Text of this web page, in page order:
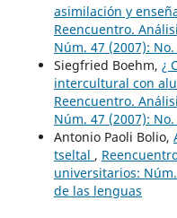
asimilación y
Reencuentro.
Núm. 47 (2007):
Siegfried Boehm, ¿
intercultural con
Reencuentro.
Núm. 47 (2007):
Antonio Paoli Bolio,
tseltal ,
universitarios:
de las lenguas